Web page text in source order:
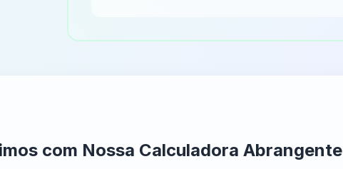
com Nossa Calculadora Abrangente